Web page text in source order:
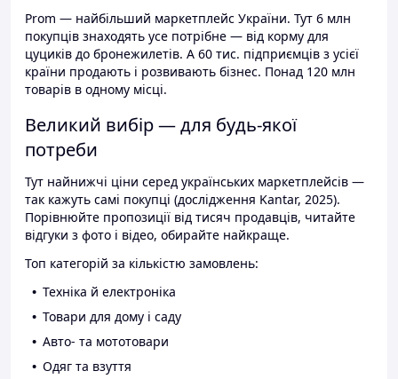
Prom — найбільший маркетплейс України. Тут 6 млн
покупців знаходять усе потрібне — від корму для
цуциків до бронежилетів. А 60 тис. підприємців з усієї
країни продають і розвивають бізнес. Понад 120 млн
товарів в одному місці.
Великий вибір — для будь-якої
потреби
Тут найнижчі ціни серед українських маркетплейсів —
так кажуть самі покупці (дослідження Kantar, 2025).
Порівнюйте пропозиції від тисяч продавців, читайте
відгуки з фото і відео, обирайте найкраще.
Топ категорій за кількістю замовлень:
Техніка й електроніка
Товари для дому і саду
Авто- та мототовари
Одяг та взуття